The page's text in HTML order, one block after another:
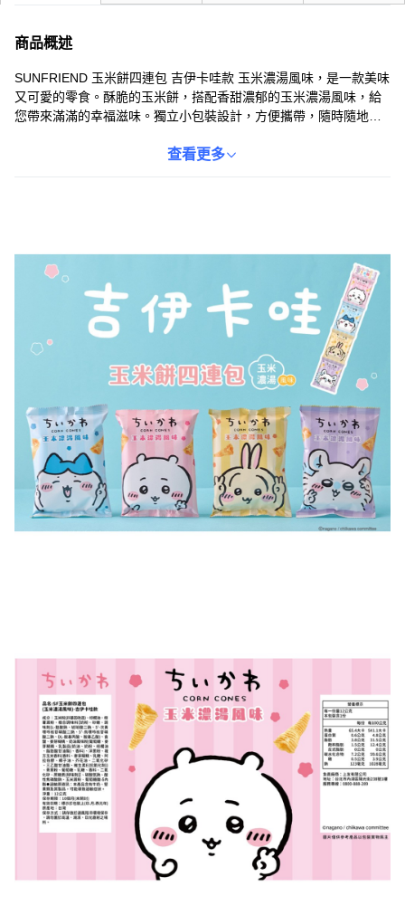
商品概述
SUNFRIEND 玉米餅四連包 吉伊卡哇款 玉米濃湯風味，是一款美味
又可愛的零食。酥脆的玉米餅，搭配香甜濃郁的玉米濃湯風味，給
您帶來滿滿的幸福滋味。獨立小包裝設計，方便攜帶，隨時隨地享
能擁有好心情。嚴選優質玉米原料，製作過程嚴格把關，讓您吃得
查看更多